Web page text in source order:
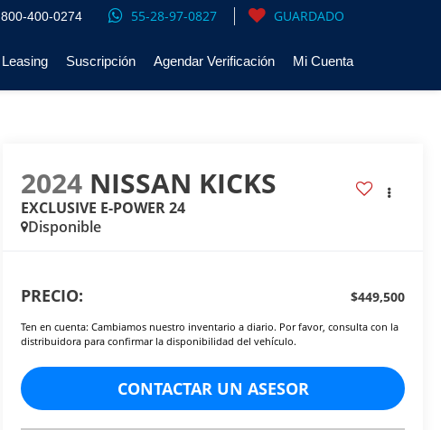
800-400-0274 55-28-97-0827 GUARDADO
Leasing Suscripción Agendar Verificación Mi Cuenta
2024 NISSAN KICKS
EXCLUSIVE E-POWER 24
Disponible
PRECIO: $449,500
Ten en cuenta: Cambiamos nuestro inventario a diario. Por favor, consulta con la
distribuidora para confirmar la disponibilidad del vehículo.
CONTACTAR UN ASESOR